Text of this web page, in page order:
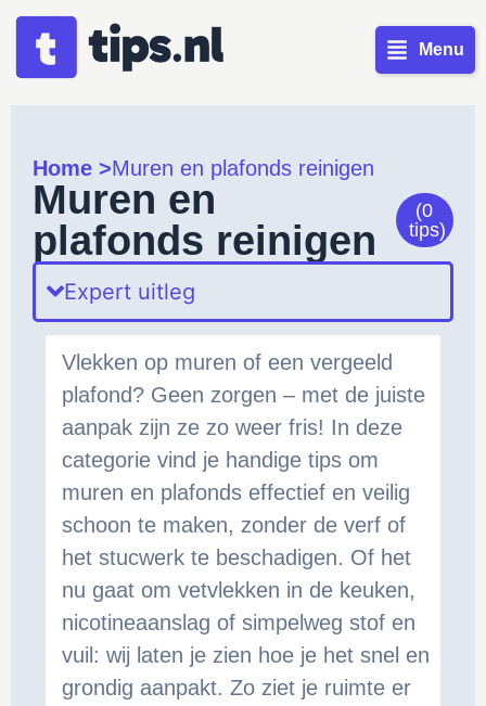
Menu
Home >Muren en plafonds reinigen
Muren en
plafonds reinigen
(0
tips)
Expert uitleg
Vlekken op muren of een vergeeld
plafond? Geen zorgen – met de juiste
aanpak zijn ze zo weer fris! In deze
categorie vind je handige tips om
muren en plafonds effectief en veilig
schoon te maken, zonder de verf of
het stucwerk te beschadigen. Of het
nu gaat om vetvlekken in de keuken,
nicotineaanslag of simpelweg stof en
vuil: wij laten je zien hoe je het snel en
grondig aanpakt. Zo ziet je ruimte er